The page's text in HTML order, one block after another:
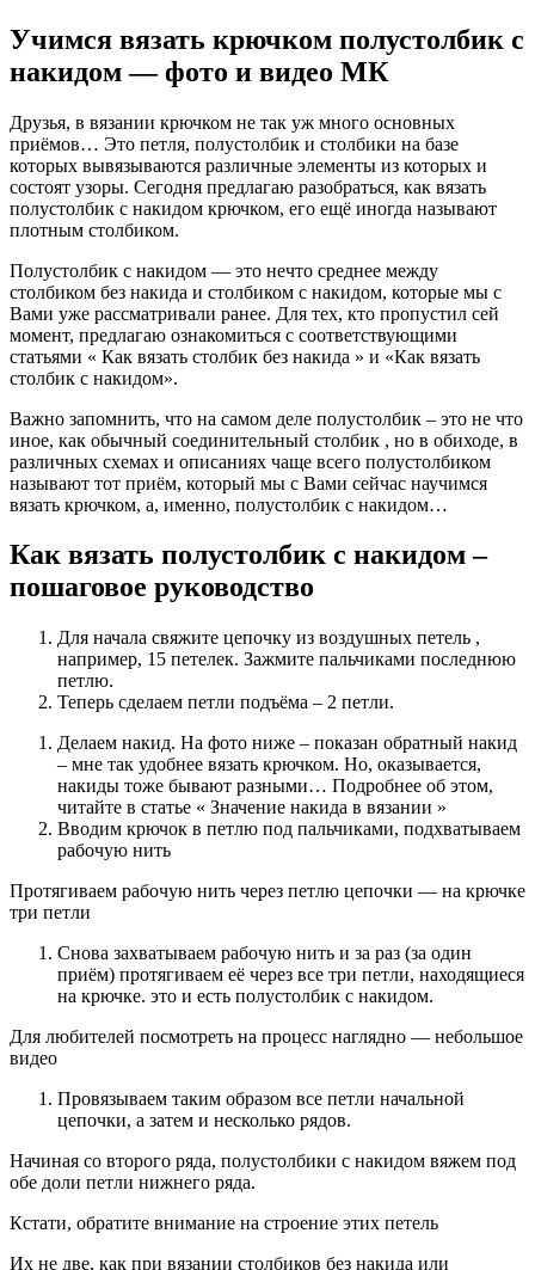
Учимся вязать крючком полустолбик с
накидом — фото и видео МК
Друзья, в вязании крючком не так уж много основных
приёмов… Это петля, полустолбик и столбики на базе
которых вывязываются различные элементы из которых и
состоят узоры. Сегодня предлагаю разобраться, как вязать
полустолбик с накидом крючком, его ещё иногда называют
плотным столбиком.
Полустолбик с накидом — это нечто среднее между
столбиком без накида и столбиком с накидом, которые мы с
Вами уже рассматривали ранее. Для тех, кто пропустил сей
момент, предлагаю ознакомиться с соответствующими
статьями « Как вязать столбик без накида » и «Как вязать
столбик с накидом».
Важно запомнить, что на самом деле полустолбик – это не что
иное, как обычный соединительный столбик , но в обиходе, в
различных схемах и описаниях чаще всего полустолбиком
называют тот приём, который мы с Вами сейчас научимся
вязать крючком, а, именно, полустолбик с накидом…
Как вязать полустолбик с накидом –
пошаговое руководство
Для начала свяжите цепочку из воздушных петель ,
например, 15 петелек. Зажмите пальчиками последнюю
петлю.
Теперь сделаем петли подъёма – 2 петли.
Делаем накид. На фото ниже – показан обратный накид
– мне так удобнее вязать крючком. Но, оказывается,
накиды тоже бывают разными… Подробнее об этом,
читайте в статье « Значение накида в вязании »
Вводим крючок в петлю под пальчиками, подхватываем
рабочую нить
Протягиваем рабочую нить через петлю цепочки — на крючке
три петли
Снова захватываем рабочую нить и за раз (за один
приём) протягиваем её через все три петли, находящиеся
на крючке. это и есть полустолбик с накидом.
Для любителей посмотреть на процесс наглядно — небольшое
видео
Провязываем таким образом все петли начальной
цепочки, а затем и несколько рядов.
Начиная со второго ряда, полустолбики с накидом вяжем под
обе доли петли нижнего ряда.
Кстати, обратите внимание на строение этих петель
Их не две, как при вязании столбиков без накида или